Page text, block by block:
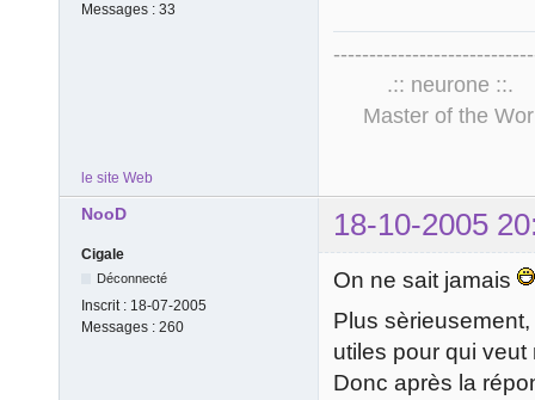
Messages : 33
.:: neurone
Master of the
le site Web
NooD 18-10-2005
Cigale
Déconnecté
Inscrit : 18-07-2005
Messages : 260
On ne sait jamais
Plus
utiles pour qui
Donc après la